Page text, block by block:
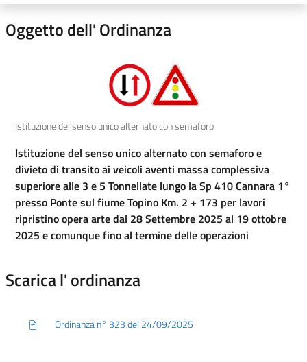
Oggetto dell' Ordinanza
Istituzione del senso unico alternato con semaforo
Istituzione del senso unico alternato con semaforo e
divieto di transito ai veicoli aventi massa complessiva
superiore alle 3 e 5 Tonnellate lungo la Sp 410 Cannara 1°
presso Ponte sul fiume Topino Km. 2 + 173 per lavori
ripristino opera arte dal 28 Settembre 2025 al 19 ottobre
2025 e comunque fino al termine delle operazioni
Scarica l' ordinanza
Ordinanza n° 323 del 24/09/2025